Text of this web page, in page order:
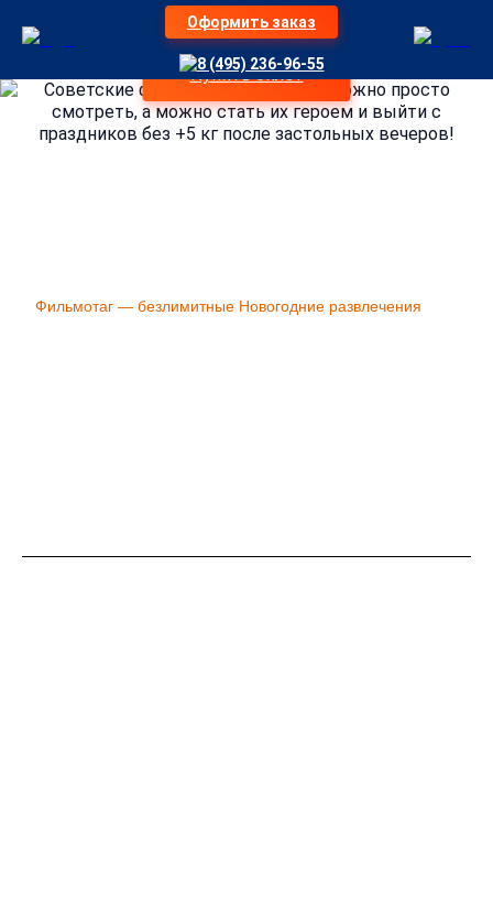
Оформить заказ
8 (495) 236-96-55
Купить билет
«Понимаете, у нас традиция, каждый год в январе мы с
друзьями ходим в Лазертаг».
Советские фильмы на Новый год можно просто
смотреть, а можно стать их героем и выйти с
праздников без +5 кг после застольных вечеров!
Фильмотаг — безлимитные Новогодние развлечения